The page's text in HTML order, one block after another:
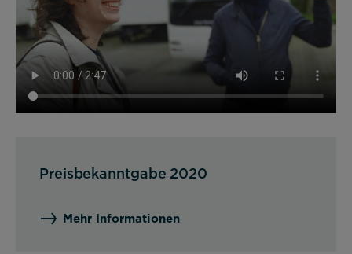
Preisbekanntgabe 2020
Mehr Informationen
Diese werden für die Grundfunktionen der
Website benötigt und helfen dabei, unsere
Website nutzbar zu machen sowie Zugriffe auf
sichere Bereiche unserer Website ermöglichen.